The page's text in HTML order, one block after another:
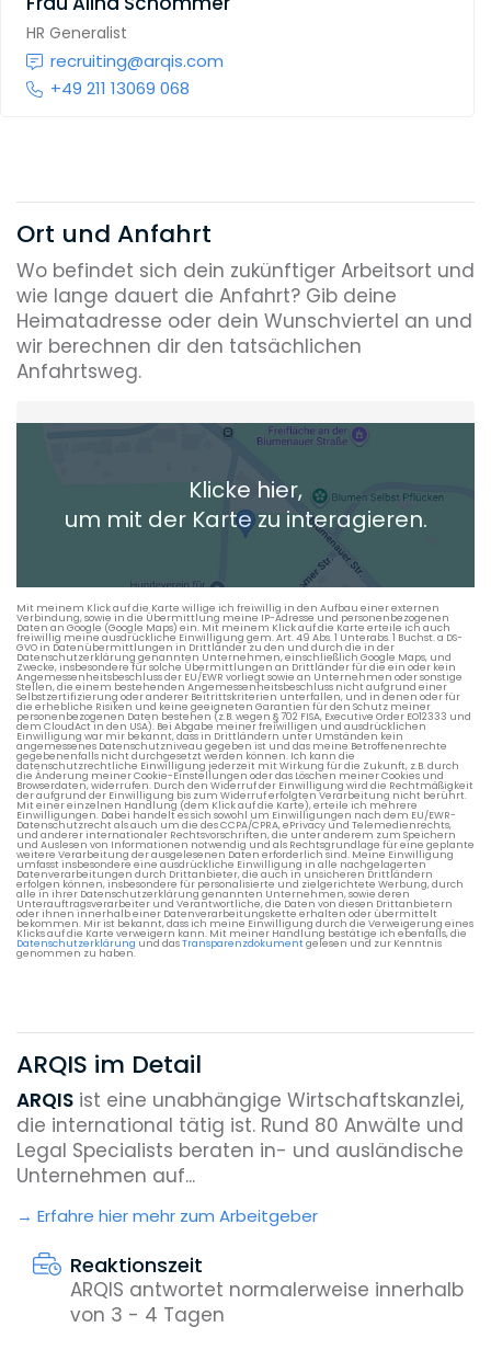
HR Generalist
recruiting@arqis.com
+49 211 13069 068
Ort und Anfahrt
Wo befindet sich dein zukünftiger Arbeitsort und
wie lange dauert die Anfahrt? Gib deine
Heimatadresse oder dein Wunschviertel an und
wir berechnen dir den tatsächlichen
Anfahrtsweg.
Heimatadresse oder Wunschort
+ Aktuellen Standort hinzufügen
Die berechneten Anreisezeiten basieren auf den
Verkehrsdaten eines typischen Dienstag morgens um 8:30.
Klicke hier,
um mit der Karte zu interagieren.
Mit meinem Klick auf die Karte willige ich freiwillig in den Aufbau einer externen
Verbindung, sowie in die Übermittlung meine IP-Adresse und personenbezogenen
Daten an Google (Google Maps) ein. Mit meinem Klick auf die Karte erteile ich auch
freiwillig meine ausdrückliche Einwilligung gem. Art. 49 Abs. 1 Unterabs. 1 Buchst. a DS-
GVO in Datenübermittlungen in Drittländer zu den und durch die in der
Datenschutzerklärung genannten Unternehmen, einschließlich Google Maps, und
Zwecke, insbesondere für solche Übermittlungen an Drittländer für die ein oder kein
Angemessenheitsbeschluss der EU/EWR vorliegt sowie an Unternehmen oder sonstige
Stellen, die einem bestehenden Angemessenheitsbeschluss nicht aufgrund einer
Selbstzertifizierung oder anderer Beitrittskriterien unterfallen, und in denen oder für
die erhebliche Risiken und keine geeigneten Garantien für den Schutz meiner
personenbezogenen Daten bestehen (z.B. wegen § 702 FISA, Executive Order EO12333 und
dem CloudAct in den USA). Bei Abgabe meiner freiwilligen und ausdrücklichen
Einwilligung war mir bekannt, dass in Drittländern unter Umständen kein
angemessenes Datenschutzniveau gegeben ist und das meine Betroffenenrechte
gegebenenfalls nicht durchgesetzt werden können. Ich kann die
datenschutzrechtliche Einwilligung jederzeit mit Wirkung für die Zukunft, z.B. durch
die Änderung meiner Cookie-Einstellungen oder das Löschen meiner Cookies und
Browserdaten, widerrufen. Durch den Widerruf der Einwilligung wird die Rechtmäßigkeit
der aufgrund der Einwilligung bis zum Widerruf erfolgten Verarbeitung nicht berührt.
Mit einer einzelnen Handlung (dem Klick auf die Karte), erteile ich mehrere
Einwilligungen. Dabei handelt es sich sowohl um Einwilligungen nach dem EU/EWR-
Datenschutzrecht als auch um die des CCPA/CPRA, ePrivacy und Telemedienrechts,
und anderer internationaler Rechtsvorschriften, die unter anderem zum Speichern
und Auslesen von Informationen notwendig und als Rechtsgrundlage für eine geplante
weitere Verarbeitung der ausgelesenen Daten erforderlich sind. Meine Einwilligung
umfasst insbesondere eine ausdrückliche Einwilligung in alle nachgelagerten
Datenverarbeitungen durch Drittanbieter, die auch in unsicheren Drittländern
erfolgen können, insbesondere für personalisierte und zielgerichtete Werbung, durch
alle in ihrer Datenschutzerklärung genannten Unternehmen, sowie deren
Unterauftragsverarbeiter und Verantwortliche, die Daten von diesen Drittanbietern
oder ihnen innerhalb einer Datenverarbeitungskette erhalten oder übermittelt
bekommen. Mir ist bekannt, dass ich meine Einwilligung durch die Verweigerung eines
Klicks auf die Karte verweigern kann. Mit meiner Handlung bestätige ich ebenfalls, die
Datenschutzerklärung und dasTransparenzdokumentgelesen und zur Kenntnis
genommen zu haben.
ARQIS im Detail
ARQIS ist eine unabhängige Wirtschaftskanzlei,
die international tätig ist. Rund 80 Anwälte und
Legal Specialists beraten in- und ausländische
Unternehmen auf...
Erfahre hier mehr zum Arbeitgeber
Reaktionszeit
ARQIS antwortet normalerweise innerhalb
von 3 - 4 Tagen